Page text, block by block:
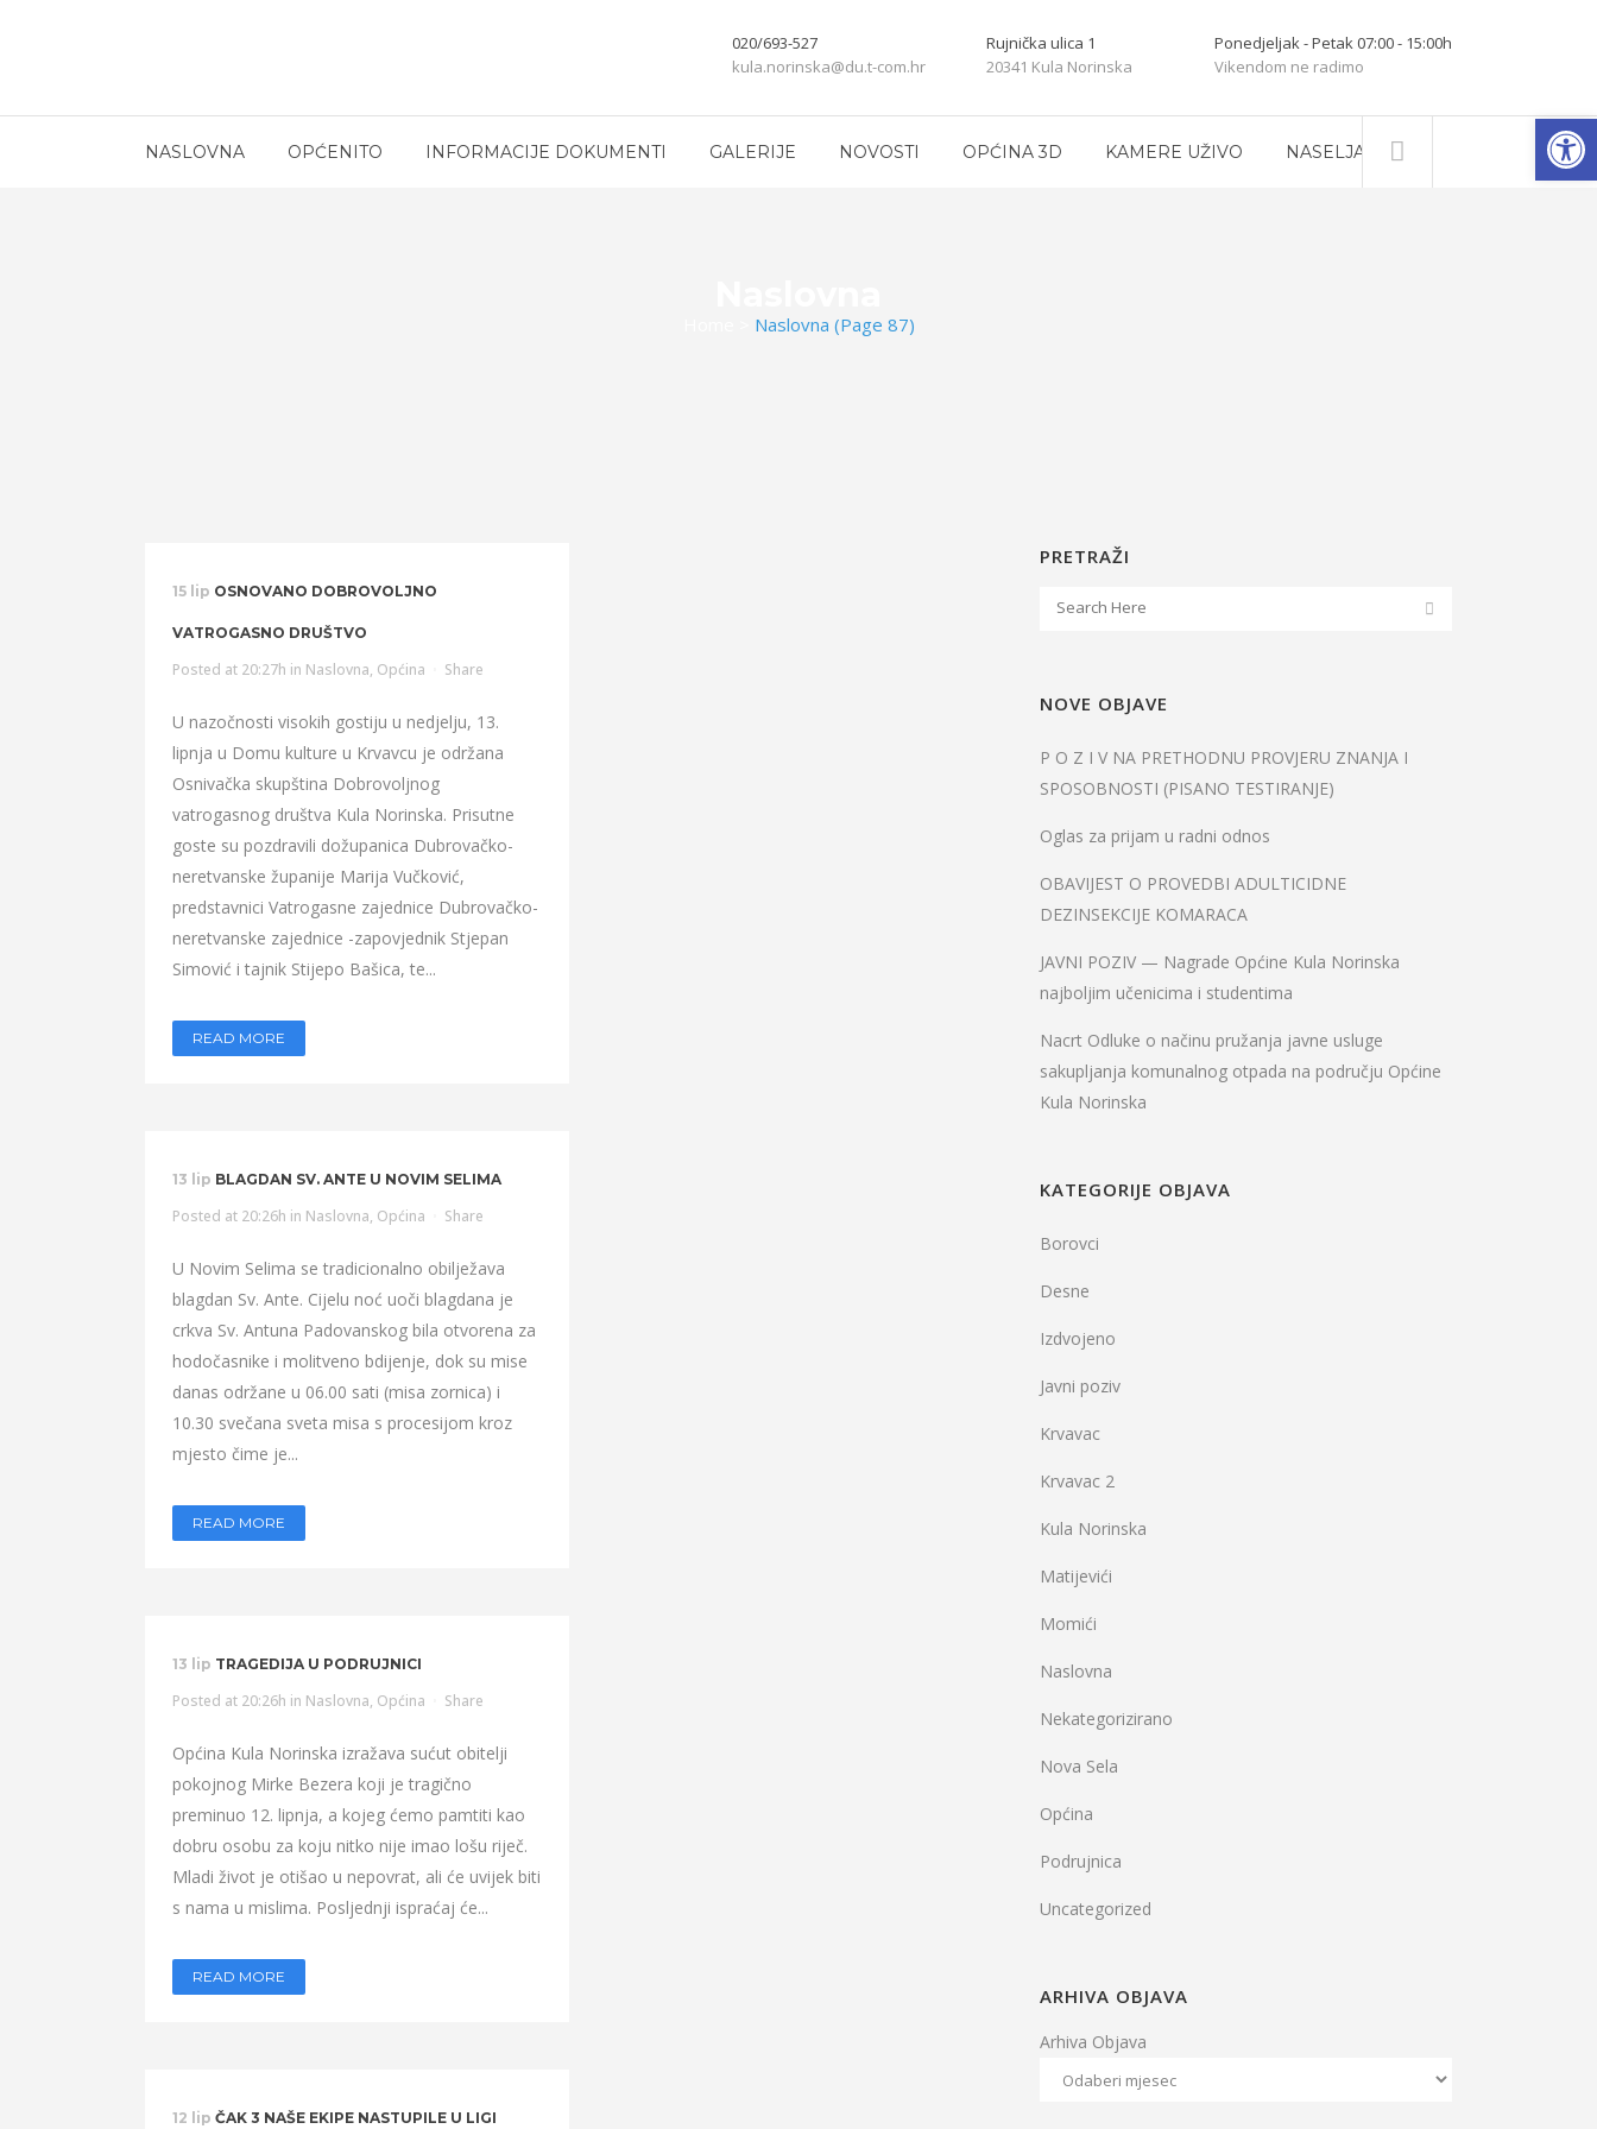
020/693-527
kula.norinska@du.t-com.hr
Rujnička ulica 1
20341 Kula Norinska
Ponedjeljak - Petak 07:00 - 15:00h
Vikendom ne radimo
NASLOVNA OPĆENITO INFORMACIJE DOKUMENTI GALERIJE NOVOSTI OPĆINA 3D KAMERE UŽIVO NASELJA
Naslovna (Page 87)
15 lip OSNOVANO DOBROVOLJNO
VATROGASNO DRUŠTVO
Posted at 20:27h in Naslovna, Općina Share
U nazočnosti visokih gostiju u nedjelju, 13.
lipnja u Domu kulture u Krvavcu je održana
Osnivačka skupština Dobrovoljnog
vatrogasnog društva Kula Norinska. Prisutne
goste su pozdravili dožupanica Dubrovačko-
neretvanske županije Marija Vučković,
predstavnici Vatrogasne zajednice Dubrovačko-
neretvanske zajednice -zapovjednik Stjepan
Simović i tajnik Stijepo Bašica, te...
READ MORE
13 lip BLAGDAN SV. ANTE U NOVIM SELIMA
Posted at 20:26h in Naslovna, Općina Share
U Novim Selima se tradicionalno obilježava
blagdan Sv. Ante. Cijelu noć uoči blagdana je
crkva Sv. Antuna Padovanskog bila otvorena za
hodočasnike i molitveno bdijenje, dok su mise
danas održane u 06.00 sati (misa zornica) i
10.30 svečana sveta misa s procesijom kroz
mjesto čime je...
READ MORE
13 lip TRAGEDIJA U PODRUJNICI
Posted at 20:26h in Naslovna, Općina Share
Općina Kula Norinska izražava sućut obitelji
pokojnog Mirke Bezera koji je tragično
preminuo 12. lipnja, a kojeg ćemo pamtiti kao
dobru osobu za koju nitko nije imao lošu riječ.
Mladi život je otišao u nepovrat, ali će uvijek biti
s nama u mislima. Posljednji ispraćaj će...
READ MORE
12 lip ČAK 3 NAŠE EKIPE NASTUPILE U LIGI
PRETRAŽI
NOVE OBJAVE
P O Z I V NA PRETHODNU PROVJERU ZNANJA I
SPOSOBNOSTI (PISANO TESTIRANJE)
Oglas za prijam u radni odnos
OBAVIJEST O PROVEDBI ADULTICIDNE
DEZINSEKCIJE KOMARACA
JAVNI POZIV — Nagrade Općine Kula Norinska
najboljim učenicima i studentima
Nacrt Odluke o načinu pružanja javne usluge
sakupljanja komunalnog otpada na području Općine
Kula Norinska
KATEGORIJE OBJAVA
Borovci
Desne
Izdvojeno
Javni poziv
Krvavac
Krvavac 2
Kula Norinska
Matijevići
Momići
Naslovna
Nekategorizirano
Nova Sela
Općina
Podrujnica
Uncategorized
ARHIVA OBJAVA
Arhiva Objava